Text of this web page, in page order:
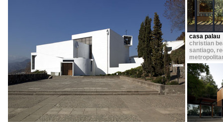
casa palau
christian
santiago,